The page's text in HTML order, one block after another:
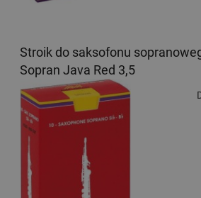
Stroik do saksofonu
Sopran Java Red 3,5